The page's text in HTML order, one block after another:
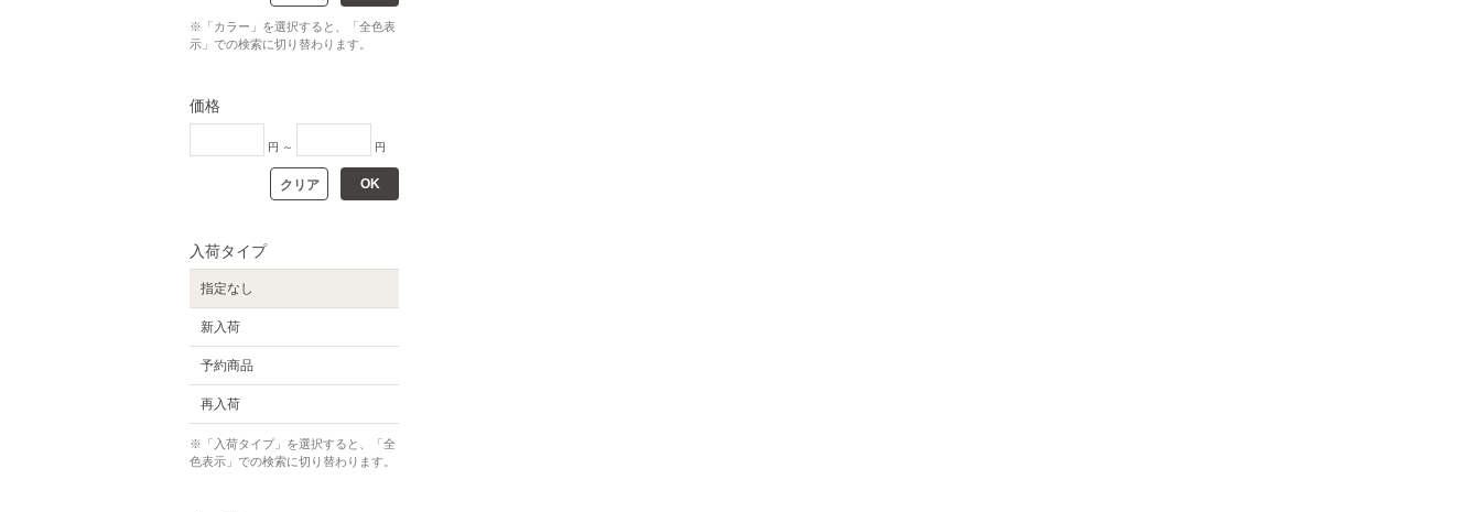
※「カラー」を選択すると、「全色表
示」での検索に切り替わります。
価格
円 ～ 円
クリア OK
入荷タイプ
指定なし
新入荷
予約商品
再入荷
※「入荷タイプ」を選択すると、「全
色表示」での検索に切り替わります。